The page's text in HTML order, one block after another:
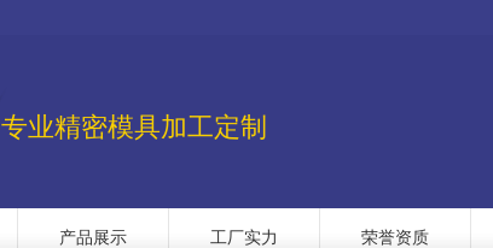
专业精密模具加工定制
产品展示 工厂实力 荣誉资质